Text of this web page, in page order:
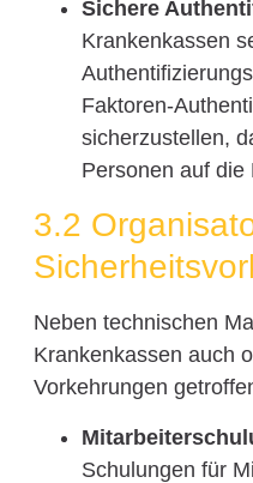
Sichere
Krankenkassen
Faktoren-
sicherzustellen,
Personen auf die
3.2
Neben technischen
Krankenkassen auch
Vorkehrungen
Schulungen für